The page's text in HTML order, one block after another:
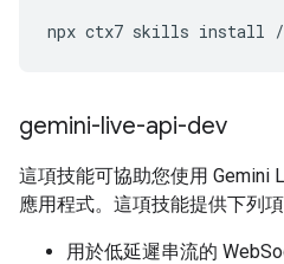
npx ctx7 skills install
gemini-live-api-dev
這項技能可協助您使用 Gemini
應用程式。這項技能提供下列
用於低延遲串流的